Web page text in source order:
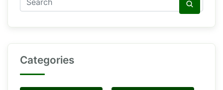
Categories